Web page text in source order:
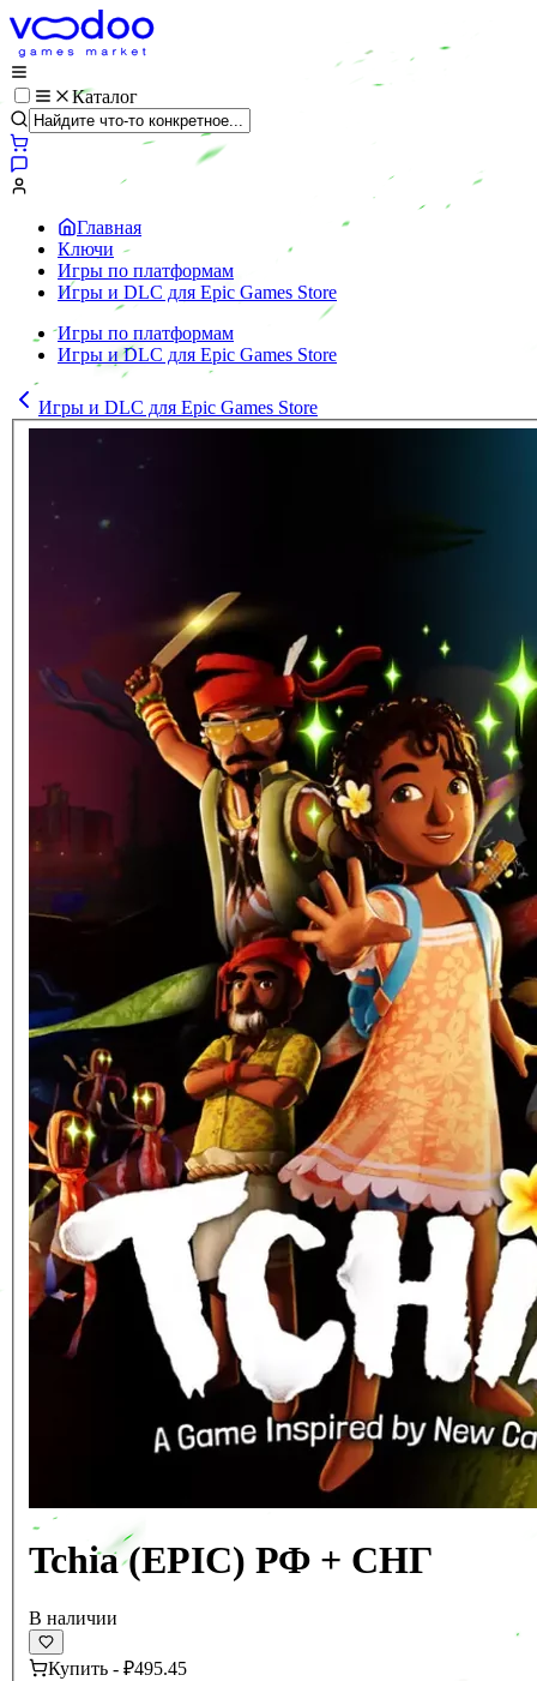
Каталог
Главная
Ключи
Игры по платформам
Игры и DLC для Epic Games Store
Игры по платформам
Игры и DLC для Epic Games Store
Игры и DLC для Epic Games Store
Tchia (EPIC) РФ + СНГ
В наличии
Купить - ₽495.45